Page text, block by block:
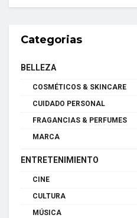
Categorias
BELLEZA
COSMÉTICOS & SKINCARE
CUIDADO PERSONAL
FRAGANCIAS & PERFUMES
MARCA
ENTRETENIMIENTO
CINE
CULTURA
MÚSICA